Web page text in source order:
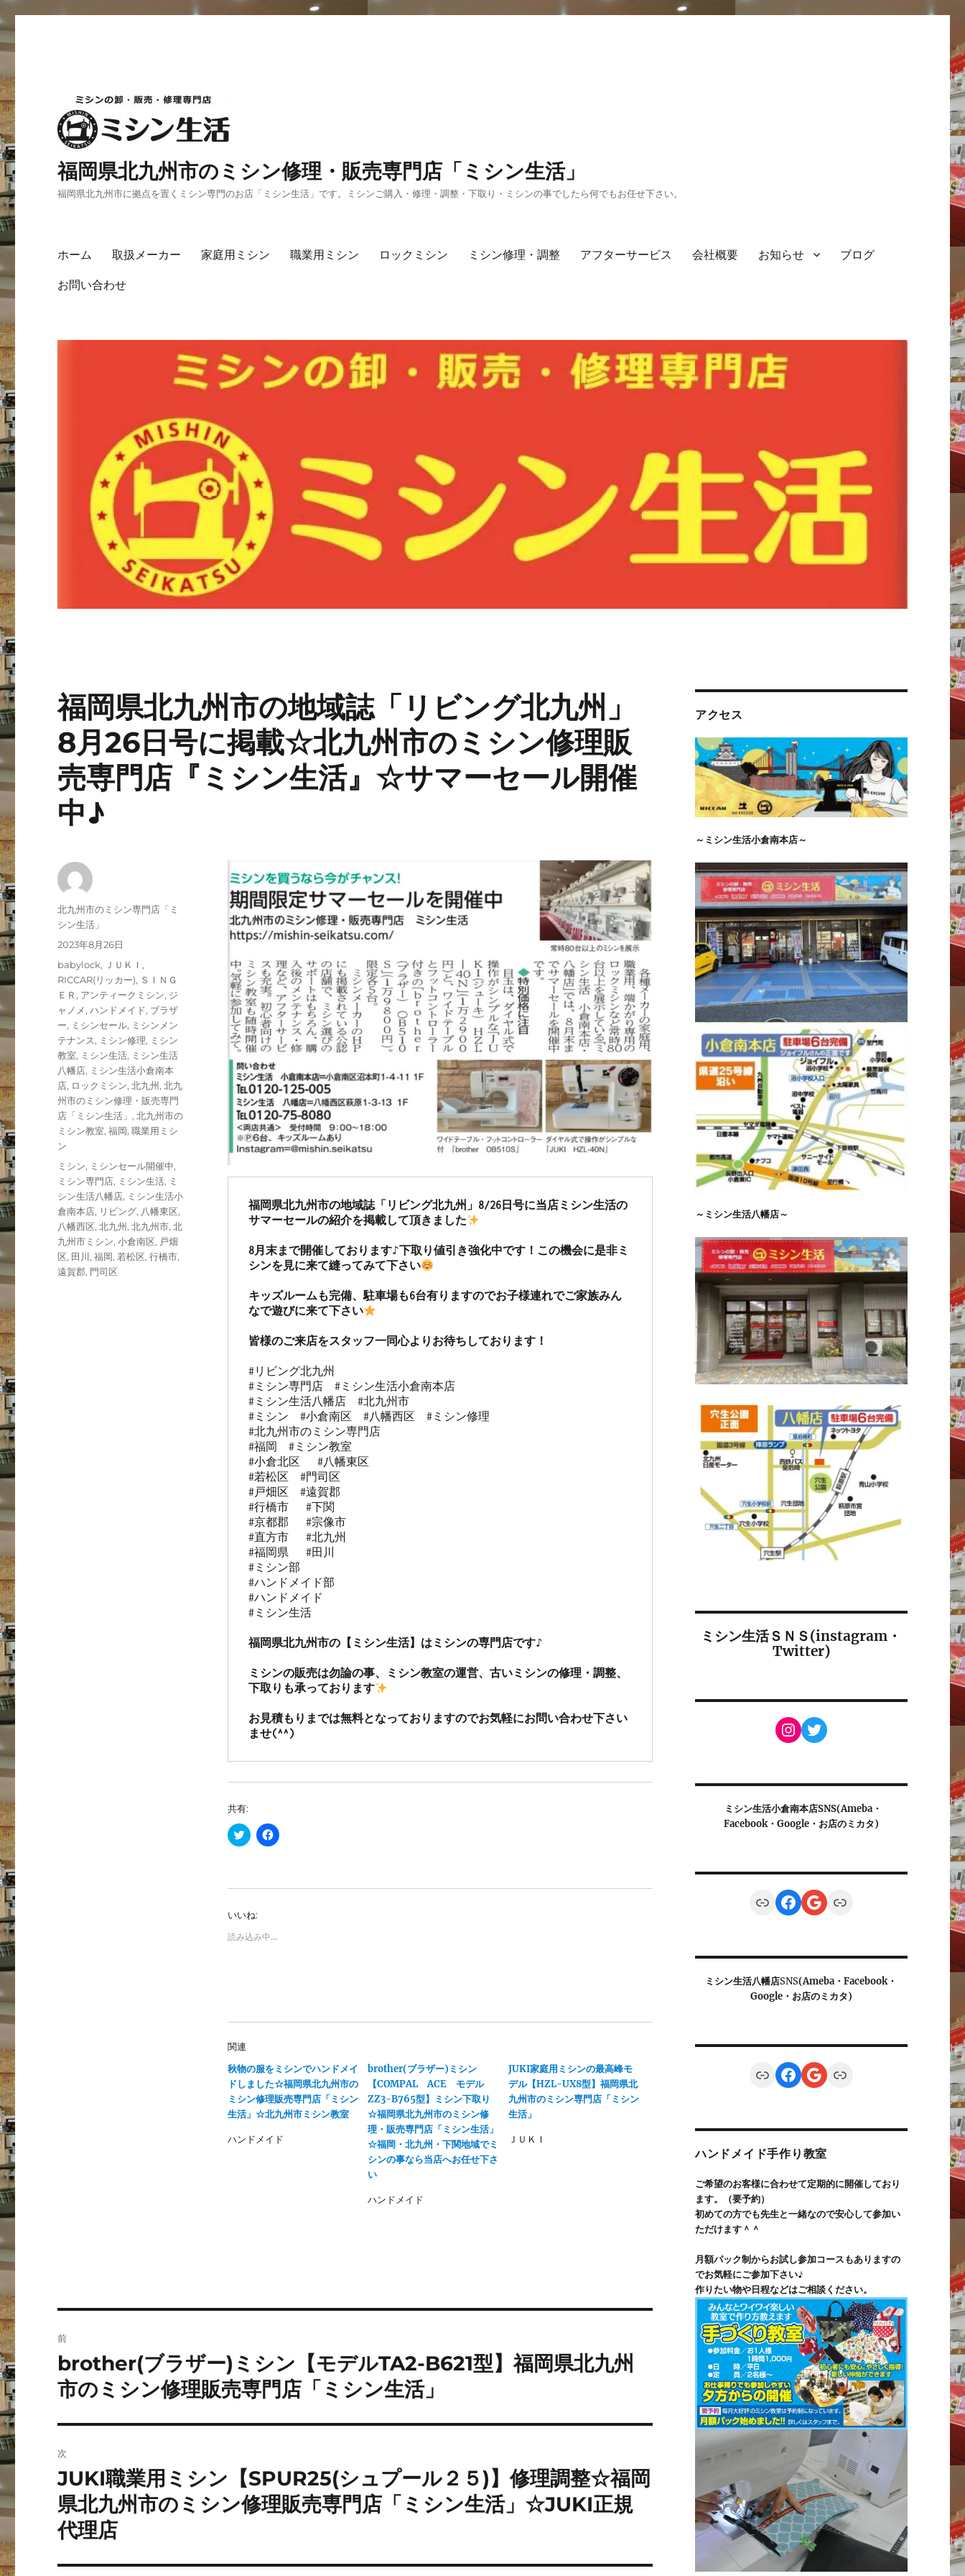
福岡県北九州市のミシン修理・販売専門店「ミシン生活」
福岡県北九州市に拠点を置くミシン専門のお店「ミシン生活」です。ミシンご購入・修理・調整・下取り・ミシンの事でしたら何でもお任せ下さい。
ホーム 取扱メーカー 家庭用ミシン 職業用ミシン ロックミシン ミシン修理・調整 アフターサービス 会社概要 お知らせ ブログ
お問い合わせ
福岡県北九州市の地域誌「リビング北九州」
8月26日号に掲載☆北九州市のミシン修理販
売専門店『ミシン生活』☆サマーセール開催
中♪
福岡県北九州市の地域誌「リビング北九州」8/26日号に当店ミシン生活の
サマーセールの紹介を掲載して頂きました
8月末まで開催しております♪下取り値引き強化中です！この機会に是非ミ
シンを見に来て縫ってみて下さい
キッズルームも完備、駐車場も6台有りますのでお子様連れでご家族みん
なで遊びに来て下さい
皆様のご来店をスタッフ一同心よりお待ちしております！
#リビング北九州
#ミシン専門店  #ミシン生活小倉南本店
#ミシン生活八幡店  #北九州市
#ミシン  #小倉南区  #八幡西区  #ミシン修理
#北九州市のミシン専門店
#福岡  #ミシン教室
#小倉北区   #八幡東区
#若松区  #門司区
#戸畑区  #遠賀郡
#行橋市   #下関
#京都郡   #宗像市
#直方市   #北九州
#福岡県   #田川
#ミシン部
#ハンドメイド部
#ハンドメイド
#ミシン生活
福岡県北九州市の【ミシン生活】はミシンの専門店です♪
ミシンの販売は勿論の事、ミシン教室の運営、古いミシンの修理・調整、
下取りも承っております
お見積もりまでは無料となっておりますのでお気軽にお問い合わせ下さい
ませ(^^)
共有:
ク
リ
T
t
e
ウ
ド
で
開
き
ま
す
)
F
a
o
す
て
(
新
し
い
ウ
ィ
ン
ウ
いいね:
読み込み中…
関連
秋物の服をミシンでハンドメイ
ドしました☆福岡県北九州市の
ミシン修理販売専門店「ミシン
生活」☆北九州市ミシン教室
ハンドメイド
brother(ブラザー)ミシン
【COMPAL ACE モデル
ZZ3-B765型】ミシン下取り
☆福岡県北九州市のミシン修
理・販売専門店「ミシン生活」
☆福岡・北九州・下関地域でミ
シンの事なら当店へお任せ下さ
い
ハンドメイド
JUKI家庭用ミシンの最高峰モ
デル【HZL-UX8型】福岡県北
九州市のミシン専門店「ミシン
生活」
ＪＵＫＩ
投
稿
北九州市のミシン専門店「ミ
シン生活」
投
稿
2023年8月26日
カ
テ
ゴ
リ
ー
babylock, ＪＵＫＩ ,
RICCAR(リッカー), ＳＩＮＧ
ＥＲ , アンティークミシン, ジ
ャノメ,ハンドメイド, ブラザ
ー, ミシンセール, ミシンメン
テナンス, ミシン修理, ミシン
教室, ミシン生活, ミシン生活
八幡店, ミシン生活小倉南本
店, ロックミシン,北九州 ,北九
州市のミシン修理・販売専門
店「ミシン生活」 ,北九州市の
ミシン教室,福岡,職業用ミシ
ン
タ
グ
ミシン, ミシンセール開催中,
ミシン専門店, ミシン生活, ミ
シン生活八幡店, ミシン生活小
倉南本店, リビング, 八幡東区,
八幡西区,北九州 ,北九州市,北
九州市ミシン,小倉南区, 戸畑
区, 田川,福岡, 若松区,行橋市,
遠賀郡, 門司区
稿
ナ
ゲ
ー
シ
ョ
ン
前
前
の
投
稿:
brother(ブラザー)ミシン【モデルTA2-B621型】福岡県北九州
市のミシン修理販売専門店「ミシン生活」
次
次
の
投
稿:
JUKI職業用ミシン【SPUR25(シュプール２５)】修理調整☆福岡
県北九州市のミシン修理販売専門店「ミシン生活」☆JUKI正規
代理店
アクセス
～ミシン生活小倉南本店～
～ミシン生活八幡店～
ミシン生活ＳＮＳ(instagram・
Twitter)
Instagram
Twitter
ミシン生活小倉南本店SNS(Ameba・
Facebook・Google・お店のミカタ)
LinkFacebook
Google
Link
ミシン生活八幡店SNS(Ameba・Facebook・
Google・お店のミカタ)
LinkFacebook
Google
Link
ハンドメイド手作り教室
ご希望のお客様に合わせて定期的に開催しており
ます。（要予約）
初めての方でも先生と一緒なので安心して参加い
ただけます＾＾
月額パック制からお試し参加コースもありますの
でお気軽にご参加下さい♪
作りたい物や日程などはご相談ください。